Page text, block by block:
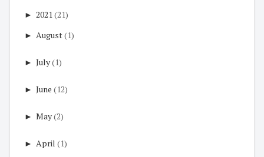
► 2021 (21)
► August(1)
► July(1)
► June (12)
► May(2)
► April (1)